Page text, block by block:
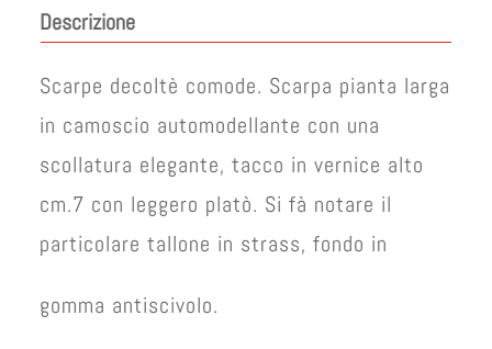
era:
Descrizione
Scarpe decoltè comode. Scarpa pianta larga
in camoscio automodellante con una
scollatura elegante, tacco in vernice alto
cm.7 con leggero platò. Si fà notare il
particolare tallone in strass, fondo in
gomma antiscivolo.